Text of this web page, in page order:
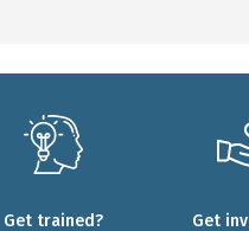
Get trained? Get